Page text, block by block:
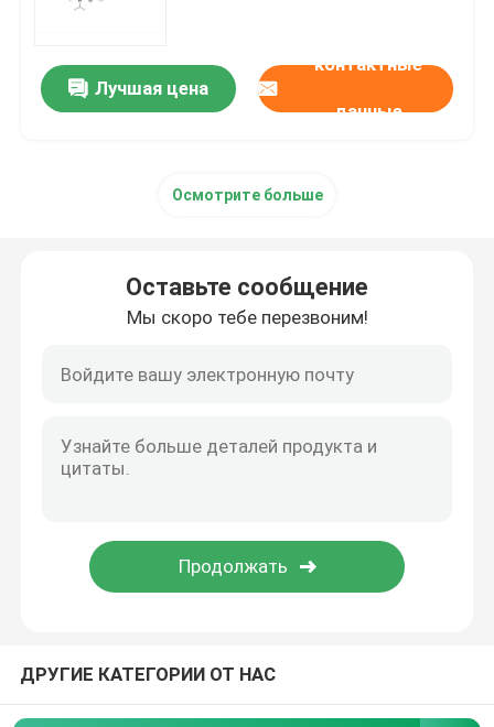
Олигосинтезные реагенты
Средство доставки
Лучшая цена
контактные
данные
Осмотрите больше
Оставьте сообщение
Мы скоро тебе перезвоним!
ДРУГИЕ КАТЕГОРИИ ОТ НАС